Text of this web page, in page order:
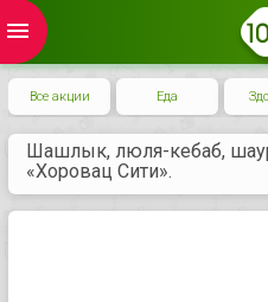
menu
Все акции Еда
Шашлык, люля-кебаб,
«Хоровац Сити».